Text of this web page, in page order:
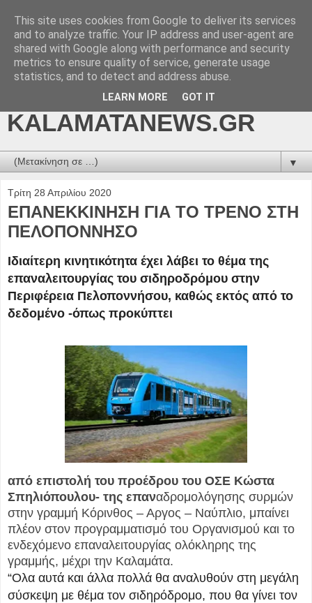
kalamatanews.gr -
ΜΕΣΣΗΝΙΑΚΑ ΝΕΑ
ONLINE-
KALAMATANEWS.GR
▼
Τρίτη 28 Απριλίου 2020
ΕΠΑΝΕΚΚΙΝΗΣΗ ΓΙΑ ΤΟ ΤΡΕΝΟ ΣΤΗ
ΠΕΛΟΠΟΝΝΗΣΟ
Ιδιαίτερη κινητικότητα έχει λάβει το θέμα της
επαναλειτουργίας του σιδηροδρόμου στην
Περιφέρεια Πελοποννήσου, καθώς εκτός από το
δεδομένο -όπως προκύπτει
από επιστολή του προέδρου του ΟΣΕ Κώστα
Σπηλιόπουλου- της επαναδρομολόγησης συρμών
στην γραμμή Κόρινθος – Αργος – Ναύπλιο, μπαίνει
πλέον στον προγραμματισμό του Οργανισμού και το
ενδεχόμενο επαναλειτουργίας ολόκληρης της
γραμμής, μέχρι την Καλαμάτα.
“Ολα αυτά και άλλα πολλά θα αναλυθούν στη μεγάλη
σύσκεψη με θέμα τον σιδηρόδρομο, που θα γίνει τον
This site uses cookies from Google to deliver its services
and to analyze traffic. Your IP address and user-agent are
shared with Google along with performance and security
metrics to ensure quality of service, generate usage
statistics, and to detect and address abuse.
LEARN MORE GOT IT